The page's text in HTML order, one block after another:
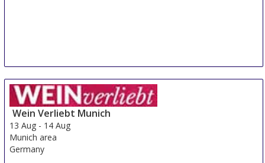
Wein Verliebt Munich
13 Aug - 14 Aug
Munich area
Germany